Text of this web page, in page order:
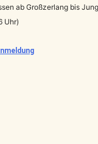
ab Großzerlang bis
Uhr)